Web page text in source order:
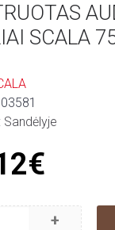
SCALA
03581
Sandėlyje
+